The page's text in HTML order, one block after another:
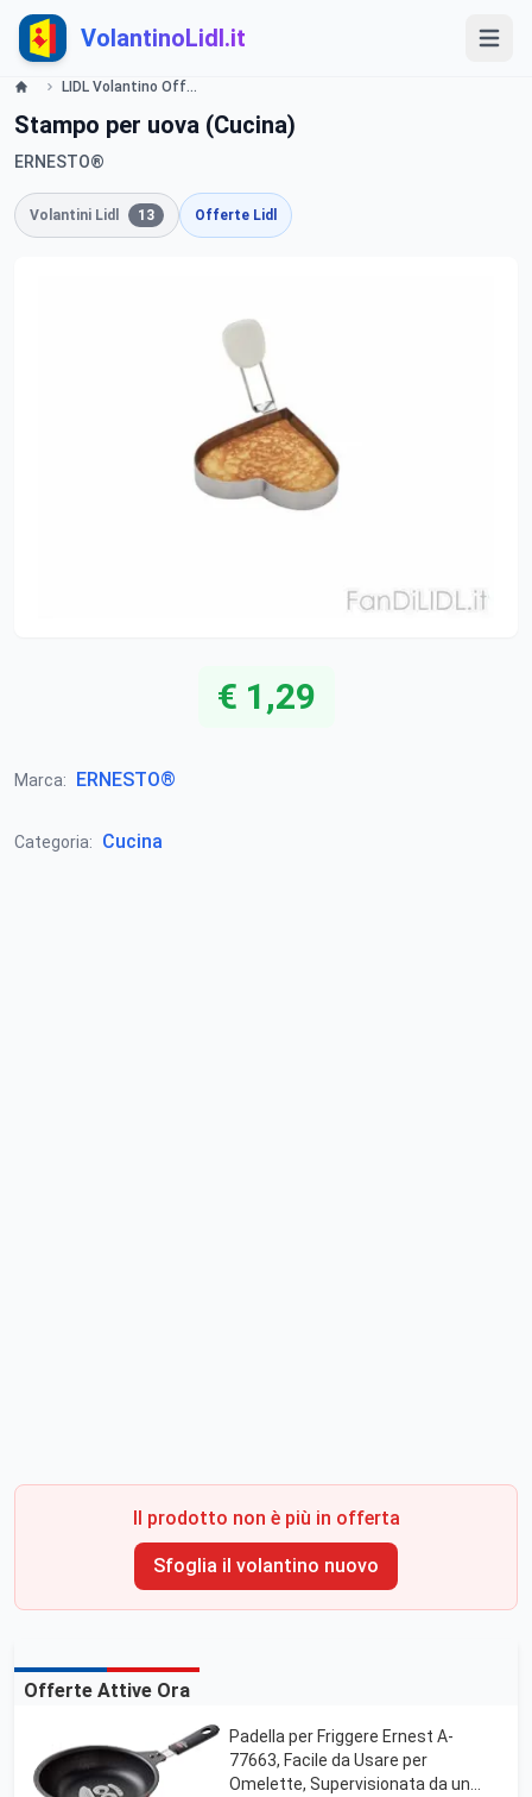
VolantinoLidl.it
LIDL Volantino Offerte e Promozioni - Cucina, SilverCrest, Ernesto - Offerte valide dal 27 dicembre 2016 Lidl
Stampo per uova (Cucina)
ERNESTO®
Volantini Lidl 13 Offerte Lidl
€ 1,29
Marca: ERNESTO®
Categoria: Cucina
Il prodotto non è più in offerta
Sfoglia il volantino nuovo
Offerte Attive Ora
Padella per Friggere Ernest A-
77663, Facile da Usare per
Omelette, Supervisionata da un